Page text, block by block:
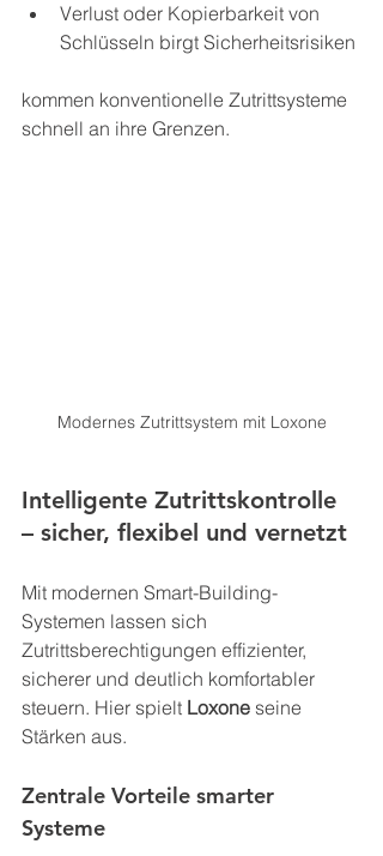
Verlust oder Kopierbarkeit von
Schlüsseln birgt Sicherheitsrisiken
kommen konventionelle Zutrittsysteme
schnell an ihre Grenzen.
Modernes Zutrittsystem mit Loxone
Intelligente Zutrittskontrolle
– sicher, flexibel und vernetzt
Mit modernen Smart-Building-
Systemen lassen sich
Zutrittsberechtigungen effizienter,
sicherer und deutlich komfortabler
steuern. Hier spielt Loxone seine
Stärken aus.
Zentrale Vorteile smarter
Systeme